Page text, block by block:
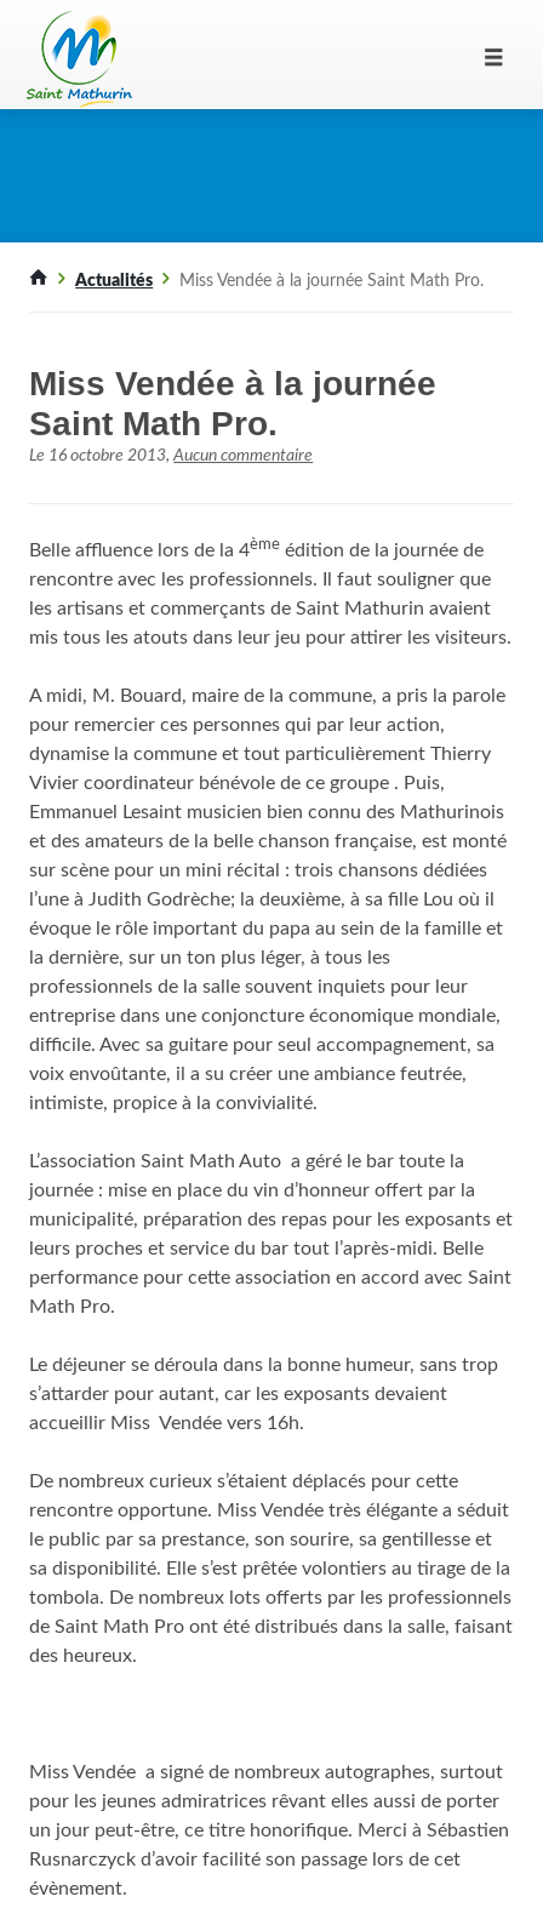
Actualités Miss Vendée à la journée Saint Math Pro.
Miss Vendée à la journée
Saint Math Pro.
Le 16 octobre 2013,Aucun commentaire
Belle affluence lors de la 4ème édition de la journée de
rencontre avec les professionnels. Il faut souligner que
les artisans et commerçants de Saint Mathurin avaient
mis tous les atouts dans leur jeu pour attirer les visiteurs.
A midi, M. Bouard, maire de la commune, a pris la parole
pour remercier ces personnes qui par leur action,
dynamise la commune et tout particulièrement Thierry
Vivier coordinateur bénévole de ce groupe . Puis,
Emmanuel Lesaint musicien bien connu des Mathurinois
et des amateurs de la belle chanson française, est monté
sur scène pour un mini récital : trois chansons dédiées
l’une à Judith Godrèche; la deuxième, à sa fille Lou où il
évoque le rôle important du papa au sein de la famille et
la dernière, sur un ton plus léger, à tous les
professionnels de la salle souvent inquiets pour leur
entreprise dans une conjoncture économique mondiale,
difficile. Avec sa guitare pour seul accompagnement, sa
voix envoûtante, il a su créer une ambiance feutrée,
intimiste, propice à la convivialité.
L’association Saint Math Auto a géré le bar toute la
journée : mise en place du vin d’honneur offert par la
municipalité, préparation des repas pour les exposants et
leurs proches et service du bar tout l’après-midi. Belle
performance pour cette association en accord avec Saint
Math Pro.
Le déjeuner se déroula dans la bonne humeur, sans trop
s’attarder pour autant, car les exposants devaient
accueillir Miss Vendée vers 16h.
De nombreux curieux s’étaient déplacés pour cette
rencontre opportune. Miss Vendée très élégante a séduit
le public par sa prestance, son sourire, sa gentillesse et
sa disponibilité. Elle s’est prêtée volontiers au tirage de la
tombola. De nombreux lots offerts par les professionnels
de Saint Math Pro ont été distribués dans la salle, faisant
des heureux.
Miss Vendée a signé de nombreux autographes, surtout
pour les jeunes admiratrices rêvant elles aussi de porter
un jour peut-être, ce titre honorifique. Merci à Sébastien
Rusnarczyck d’avoir facilité son passage lors de cet
évènement.